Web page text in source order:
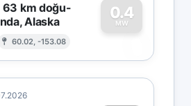
63 km doğu-
Alaska
60.02, -153.08
0.4
MW
0